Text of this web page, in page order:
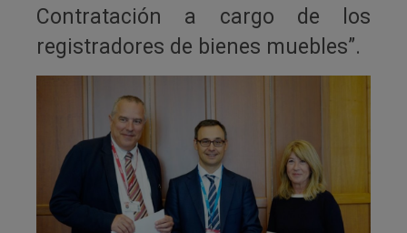
Contratación a cargo de los
registradores de bienes muebles”.